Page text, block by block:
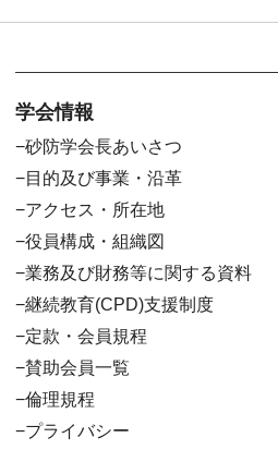
学会情報
砂防学会長あいさつ
目的及び事業・沿革
アクセス・所在地
役員構成・組織図
業務及び財務等に関する資料
継続教育(CPD)支援制度
定款・会員規程
賛助会員一覧
倫理規程
プライバシー